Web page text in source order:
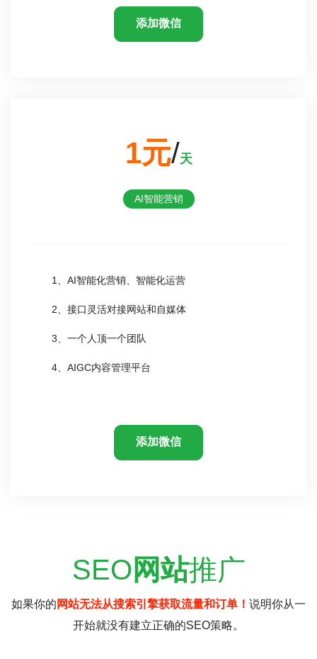
添加微信
1元/天
AI智能营销
1、AI智能化营销、智能化运营
2、接口灵活对接网站和自媒体
3、一个人顶一个团队
4、AIGC内容管理平台
添加微信
SEO 网站推广
如果你的 网站无法从搜索引擎获取流量和订单！ 说明你从一
开始就没有建立正确的SEO策略。